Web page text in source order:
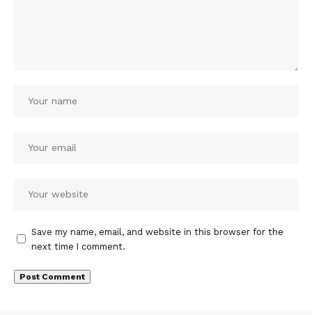
Save my name, email, and website in this browser for the
next time I comment.